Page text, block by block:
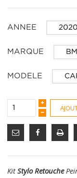
ANNEE
MARQUE
MODELE
KitStylo Retouche